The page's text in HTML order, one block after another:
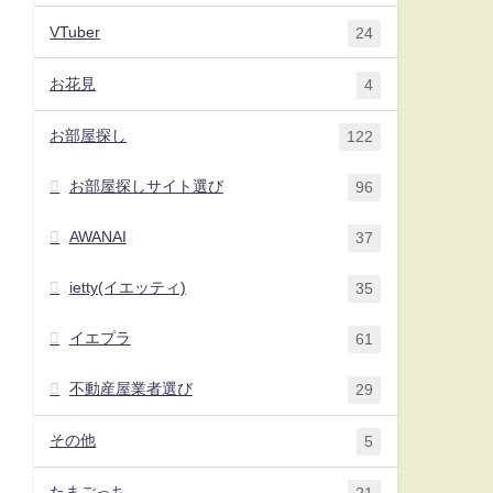
VTuber 24
お花見 4
お部屋探し 122
お部屋探しサイト選び 96
AWANAI 37
ietty(イエッティ) 35
イエプラ 61
不動産屋業者選び 29
その他 5